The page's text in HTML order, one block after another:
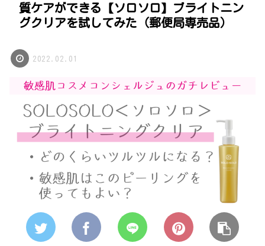
質ケアができる【ソロソロ】ブライトニン
グクリアを試してみた（郵便局専売品）
2022.02.01